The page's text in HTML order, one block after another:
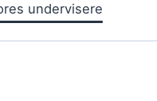
undervisere